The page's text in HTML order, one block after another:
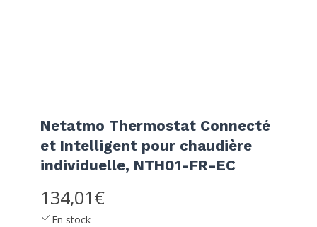
Netatmo Thermostat Connecté
et Intelligent pour chaudière
individuelle, NTH01-FR-EC
134,01€
En stock